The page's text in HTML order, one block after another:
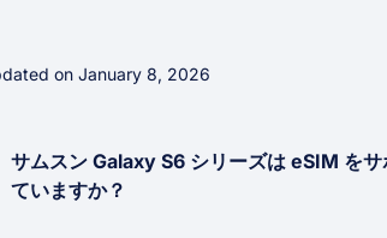
on January 8, 2026
サムスン Galaxy S6 シリーズは eSIM をサ
ていますか？